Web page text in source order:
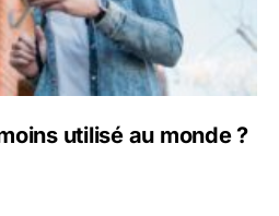
utilisé au monde ?